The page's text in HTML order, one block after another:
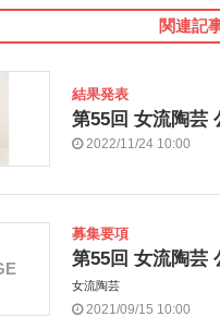
関連記
結果発表
第55回 女流陶芸
2022/11/24 10:00
募集要項
第55回 女流陶芸
女流陶芸
2021/09/15 10:00